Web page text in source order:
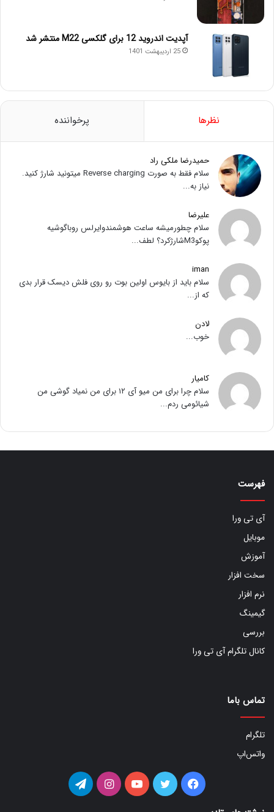
آپدیت اندروید 12 برای گلکسی M22 منتشر شد
25 اردیبهشت 1401
نظرها پرخواننده
حمیدرضا ملکی راد
سلام فقط به صورت Reverse charging میتونید شارژ کنید.
نیاز به...
علیرضا
سلام چطورمیشه ساعت هوشمندوایرلس روباگوشیه
پوکوM3شارژکرد؟ لطف...
iman
سلام باید از بایوس اولین بوت رو روی فلش دیسک قرار بدی
که از...
لادن
خوب...
کامیار
سلام چرا برای من میو آی ۱۲ برای من نمیاد گوشی من
شیائومی ردم...
فهرست
آی تی ورا
موبایل
آموزش
سخت افزار
نرم افزار
گیمینگ
بررسی
کانال تلگرام آی تی ورا
تماس باما
تلگرام
واتس‌اپ
فیس توییتر یوتیوب اینستاگرامتلگرام